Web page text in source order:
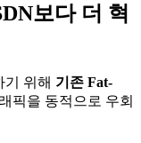
보다 더 혁
위해 기존 Fat-
픽을 동적으로 우회